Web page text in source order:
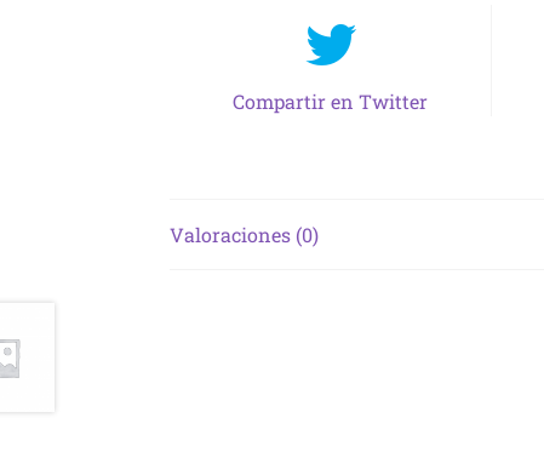
Compartir en Twitter
Valoraciones (0)